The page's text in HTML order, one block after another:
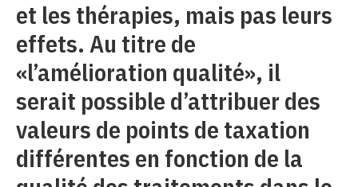
et les thérapies, mais pas leurs
effets. Au titre de
«l’amélioration qualité», il
serait possible d’attribuer des
valeurs de points de taxation
différentes en fonction de la